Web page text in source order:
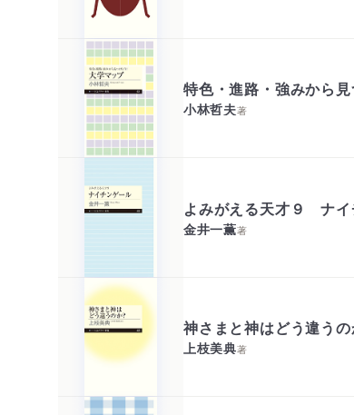
特色・進路・強みから
小林哲夫著
よみがえる天才９ ナイ
金井一薫著
神さまと神はどう違うの
上枝美典著